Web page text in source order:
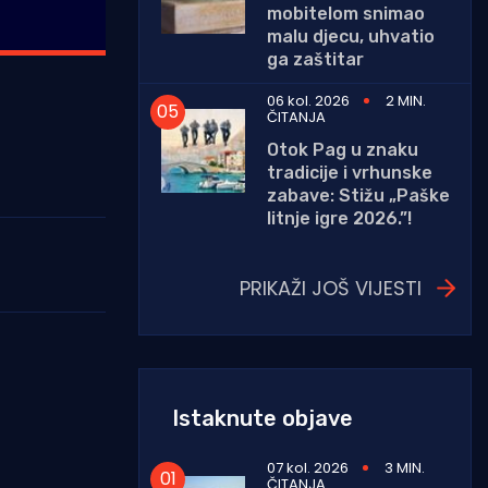
mobitelom snimao
malu djecu, uhvatio
ga zaštitar
06 kol. 2026
2 MIN.
ČITANJA
Otok Pag u znaku
tradicije i vrhunske
zabave: Stižu „Paške
litnje igre 2026.”!
PRIKAŽI JOŠ VIJESTI
Istaknute objave
07 kol. 2026 3 MIN.
ČITANJA